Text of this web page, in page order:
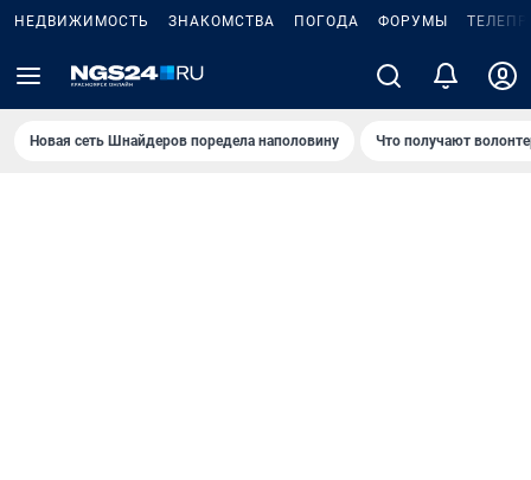
НЕДВИЖИМОСТЬ ЗНАКОМСТВА ПОГОДА ФОРУМЫ
Новая сеть Шнайдеров поредела наполовину Что получают